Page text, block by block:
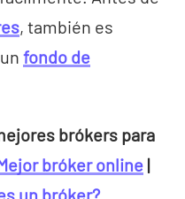
, también es
fondo de
brókers para
bróker online |
un bróker?